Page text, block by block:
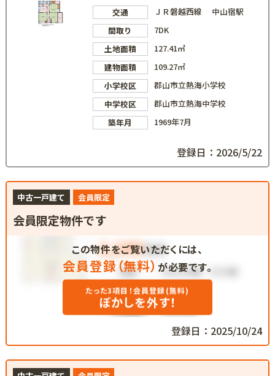
交通
ＪＲ磐越西線 中山宿駅
間取り
7DK
土地面積
127.41㎡
建物面積
109.27㎡
小学校区
郡山市立熱海小学校
中学校区
郡山市立熱海中学校
築年月
1969年7月
登録日：2026/5/22
中古一戸建て 会員限定
会員限定物件です
この物件をご覧いただくには、
会員登録（無料） が必要です。
たった3項目！会員登録(無料)
ぼかしを外す！
登録日：2025/10/24